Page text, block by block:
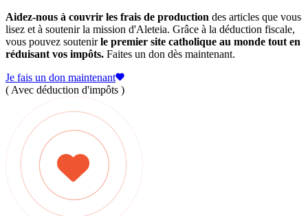
Aidez-nous à couvrir les frais de production des articles que vous
lisez et à soutenir la mission d'Aleteia. Grâce à la déduction fiscale,
vous pouvez soutenirle premier site catholique au monde tout en
réduisant vos impôts. Faites un don dès maintenant.
Je fais un don maintenant
( Avec déduction d'impôts )